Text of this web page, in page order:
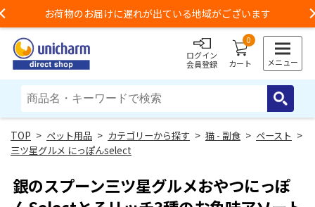
お荷物のお届けに遅れが出ている地域がございます
ログイン
会員登録
0
カート メニュー
> ペット用品 > カテゴリーから探す > 猫 - 副食 > ペースト >
三ツ星グルメ にっぽんselect
銀のスプーン三ツ星グルメおやつにっぽ